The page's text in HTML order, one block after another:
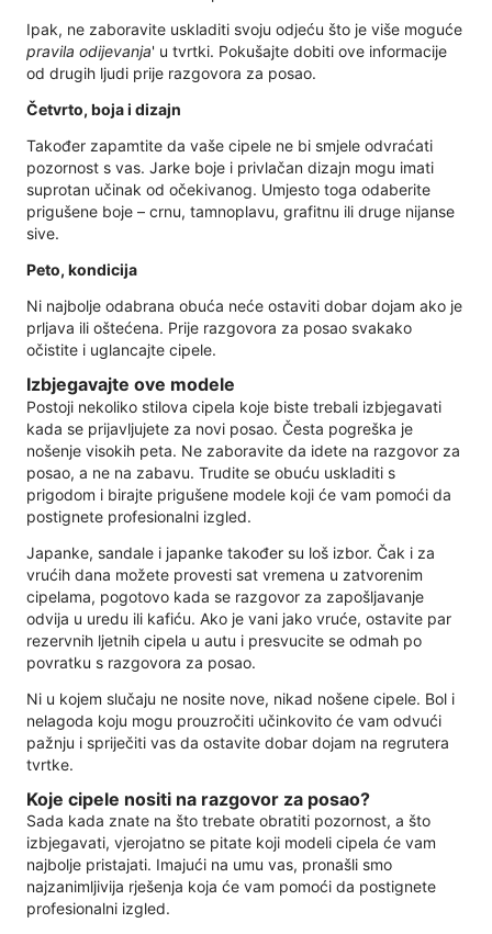
Ipak, ne zaboravite uskladiti svoju odjeću što je više moguće
pravila odijevanja' u tvrtki. Pokušajte dobiti ove informacije
od drugih ljudi prije razgovora za posao.
Četvrto, boja i dizajn
Također zapamtite da vaše cipele ne bi smjele odvraćati
pozornost s vas. Jarke boje i privlačan dizajn mogu imati
suprotan učinak od očekivanog. Umjesto toga odaberite
prigušene boje – crnu, tamnoplavu, grafitnu ili druge nijanse
sive.
Peto, kondicija
Ni najbolje odabrana obuća neće ostaviti dobar dojam ako je
prljava ili oštećena. Prije razgovora za posao svakako
očistite i uglancajte cipele.
Izbjegavajte ove modele
Postoji nekoliko stilova cipela koje biste trebali izbjegavati
kada se prijavljujete za novi posao. Česta pogreška je
nošenje visokih peta. Ne zaboravite da idete na razgovor za
posao, a ne na zabavu. Trudite se obuću uskladiti s
prigodom i birajte prigušene modele koji će vam pomoći da
postignete profesionalni izgled.
Japanke, sandale i japanke također su loš izbor. Čak i za
vrućih dana možete provesti sat vremena u zatvorenim
cipelama, pogotovo kada se razgovor za zapošljavanje
odvija u uredu ili kafiću. Ako je vani jako vruće, ostavite par
rezervnih ljetnih cipela u autu i presvucite se odmah po
povratku s razgovora za posao.
Ni u kojem slučaju ne nosite nove, nikad nošene cipele. Bol i
nelagoda koju mogu prouzročiti učinkovito će vam odvući
pažnju i spriječiti vas da ostavite dobar dojam na regrutera
tvrtke.
Koje cipele nositi na razgovor za posao?
Sada kada znate na što trebate obratiti pozornost, a što
izbjegavati, vjerojatno se pitate koji modeli cipela će vam
najbolje pristajati. Imajući na umu vas, pronašli smo
najzanimljivija rješenja koja će vam pomoći da postignete
profesionalni izgled.